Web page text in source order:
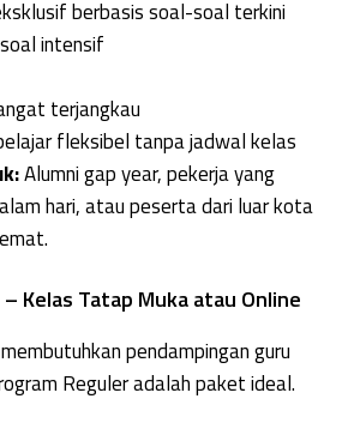
berbasis soal-soal terkini
intensif
terjangkau
fleksibel tanpa jadwal kelas
Alumni gap year, pekerja yang
hari, atau peserta dari luar kota
Kelas Tatap Muka atau Online
pendampingan guru
Reguler adalah paket ideal.